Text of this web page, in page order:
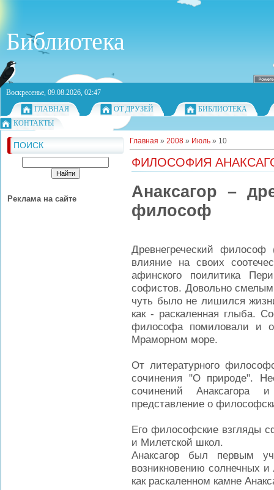
Библиотека
Воскресенье, 09.08.2026, 02:47
ГЛАВНАЯ
ОТ ДРУЗЕЙ
БИБЛИОТЕКА
КОНТАКТЫ
ПОИСК
Реклама на сайте
Главная » 2008 » Июль » 10
ФИЛОСОФИЯ
Анаксагор –
философ
Древнегреческий
влияние на своих
афинского поилитика
софистов. Довольно смелым
чуть было не лишился
как - раскаленная глыба.
философа помиловали и
Мраморном море.
От литературного
сочинения "О природе".
сочинений
представление о
Его философские взгляды
и Милетской школ.
Анаксагор был первым
возникновению солнечных
как раскаленном камне